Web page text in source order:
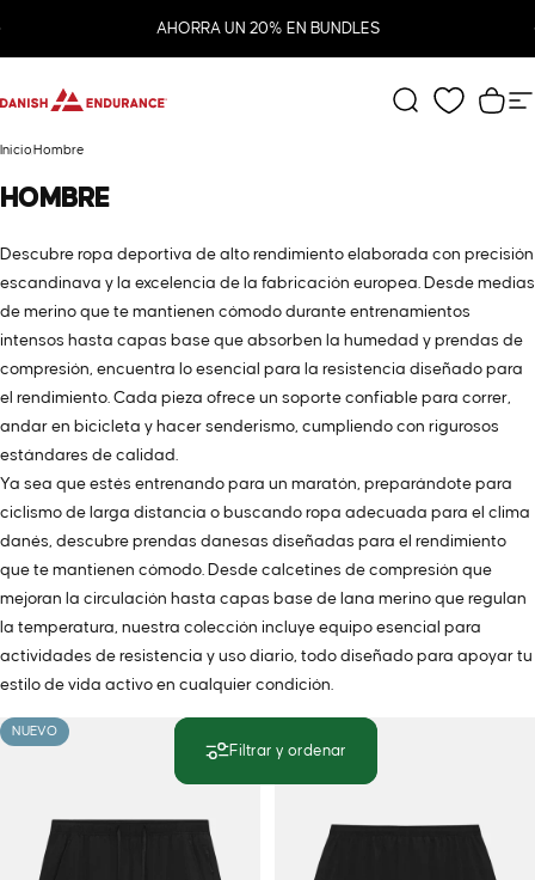
AHORRA UN 20% EN BUNDLES
DANISH ENDURANCE Buscar
Inicio Hombre
HOMBRE
Descubre ropa deportiva de alto rendimiento elaborada con precisión
escandinava y la excelencia de la fabricación europea. Desde medias
de merino que te mantienen cómodo durante entrenamientos
intensos hasta capas base que absorben la humedad y prendas de
compresión, encuentra lo esencial para la resistencia diseñado para
el rendimiento. Cada pieza ofrece un soporte confiable para correr,
andar en bicicleta y hacer senderismo, cumpliendo con rigurosos
estándares de calidad.
Ya sea que estés entrenando para un maratón, preparándote para
ciclismo de larga distancia o buscando ropa adecuada para el clima
danés, descubre prendas danesas diseñadas para el rendimiento
que te mantienen cómodo. Desde calcetines de compresión que
mejoran la circulación hasta capas base de lana merino que regulan
la temperatura, nuestra colección incluye equipo esencial para
actividades de resistencia y uso diario, todo diseñado para apoyar tu
estilo de vida activo en cualquier condición.
Filtrar y ordenar
NUEVO